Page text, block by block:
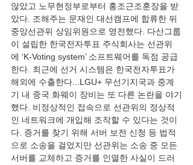
않았고 노무현정부로부터 홍조근조훈장을 받
았다. 조해주는 문재인 대선캠프에 합류한 뒤
중앙선관위 상임위원으로 영전했다. 다산그룹
이 설립한 한국전자투표 주식회사는 선관위
에 ‘K-Voting system’ 소프트웨어를 독점 공급
한다. 최근에 선거 시스템은 한국전자투표가
해외에 수출한다...LGU+ 무선기지국과 중계
기 내 중국 화웨이 장비는 또 다른 논란을 야기
했다. 비정상적인 접속으로 선관위의 정상적
인 네트워크에 개입해 조작할 수 있다는 것이
다. 증거를 찾기 위해 서버 보전 신청 등 법적
으로 소송을 걸었지만 선관위는 소송 중 모든
서버를 교체하고 증거를 인멸한 사실이 드러